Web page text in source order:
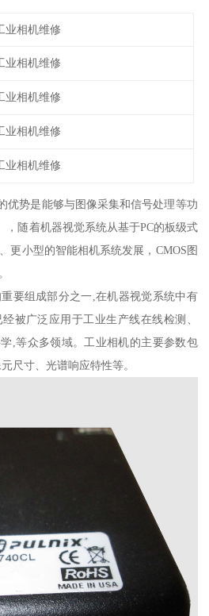
业相机维修
业相机维修
业相机维修
业相机维修
业相机维修
优势是能够与图像采集和信号处理等功
，随着机器视觉系统从基于PC的板级式
更小型的智能相机系统发展，CMOS图
要组成部分之一,在机器视觉系统中有
被广泛应用于工业生产线在线检测、
,等众多领域。工业相机的主要参数包
尺寸、光谱响应特性等。